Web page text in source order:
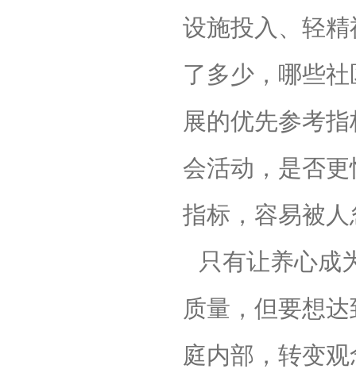
设施投入、轻
了多少，哪些
展的优先参考
会活动，是否
指标，容易被人
只有让养心成
质量，但要想
庭内部，转变